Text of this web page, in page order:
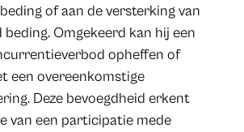
of aan de versterking van
beding. Omgekeerd kan hij een
opheffen of
een overeenkomstige
Deze bevoegdheid erkent
van een participatie mede